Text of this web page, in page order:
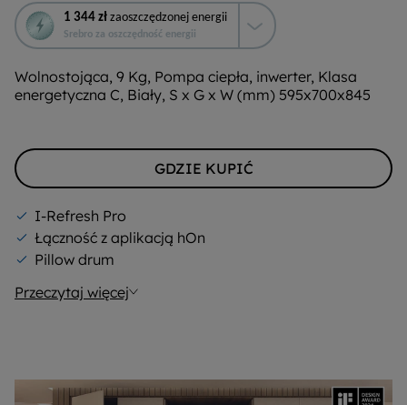
1 344 zł zaoszczędzonej energii
Srebro za oszczędność energii
To
działanie
otworzy
narzędzie
do
oszczędzania
Wolnostojąca, 9 Kg, Pompa ciepła, inwerter, Klasa
energetyczna C, Biały, S x G x W (mm) 595x700x845
GDZIE KUPIĆ
I-Refresh Pro
Łączność z aplikacją hOn
Pillow drum
Przeczytaj więcej